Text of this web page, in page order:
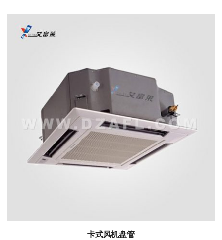
卡式风机盘管